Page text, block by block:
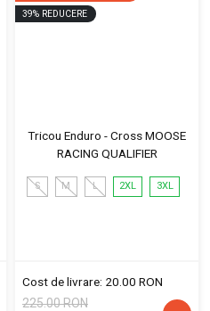
39% REDUCERE
Tricou Enduro - Cross MOOSE
RACING QUALIFIER
S M L 2XL 3XL
Cost de livrare: 20.00 RON
225.00 RON